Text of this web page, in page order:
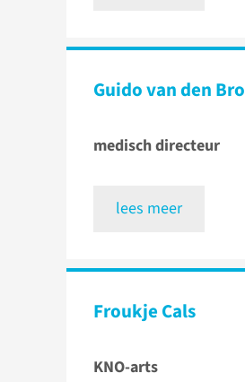
Guido van den
medisch directeur
lees meer
Froukje Cals
KNO-arts